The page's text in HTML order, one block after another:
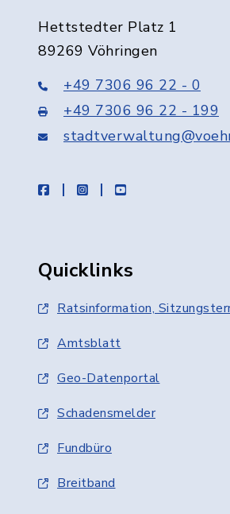
Hettstedter Platz 1
89269 Vöhringen
+49 7306 96 22 - 0
+49 7306 96 22 - 199
facebookinstagramyoutube
Quicklinks
Ratsinformation,
Amtsblatt
Geo-Datenportal
Schadensmelder
Fundbüro
Breitband